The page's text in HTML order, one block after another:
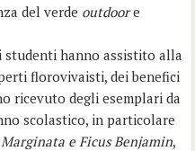
del verde outdoore
hanno assistito alla
florovivaisti, dei benefici
ricevuto degli esemplari da
scolastico, in particolare
Marginata e Ficus Benjamin,